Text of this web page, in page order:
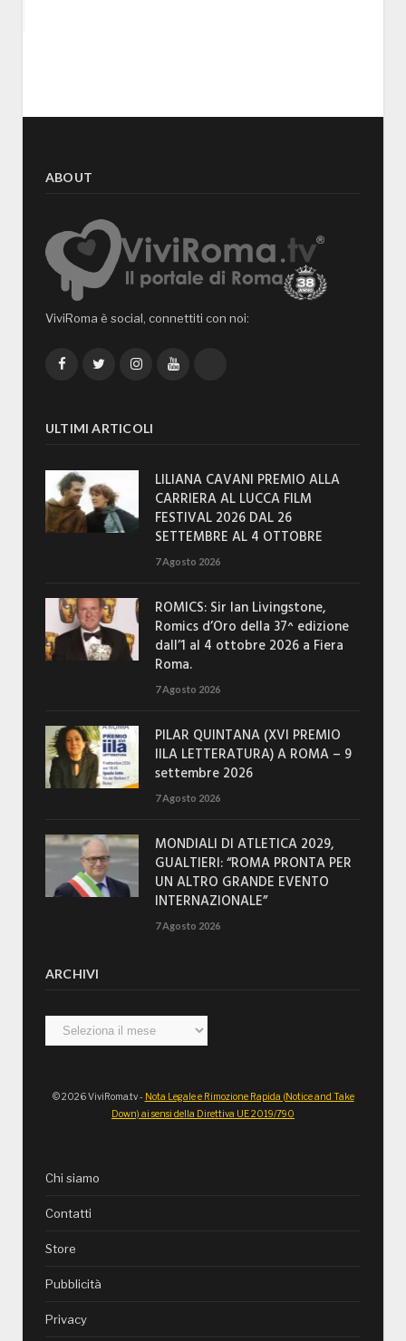
ABOUT
ViviRoma è social, connettiti con noi:
FacebookTwitterInstagramYouTube
ULTIMI ARTICOLI
LILIANA CAVANI PREMIO ALLA
CARRIERA AL LUCCA FILM
FESTIVAL 2026 DAL 26
SETTEMBRE AL 4 OTTOBRE
7 Agosto 2026
ROMICS: Sir Ian Livingstone,
Romics d’Oro della 37^ edizione
dall’1 al 4 ottobre 2026 a Fiera
Roma.
7 Agosto 2026
PILAR QUINTANA (XVI PREMIO
IILA LETTERATURA) A ROMA – 9
settembre 2026
7 Agosto 2026
MONDIALI DI ATLETICA 2029,
GUALTIERI: “ROMA PRONTA PER
UN ALTRO GRANDE EVENTO
INTERNAZIONALE”
7 Agosto 2026
ARCHIVI
Archivi
© 2026 ViviRoma.tv - Nota Legale e Rimozione Rapida (Notice and Take
Down) ai sensi della Direttiva UE 2019/790
Chi siamo
Contatti
Store
Pubblicità
Privacy